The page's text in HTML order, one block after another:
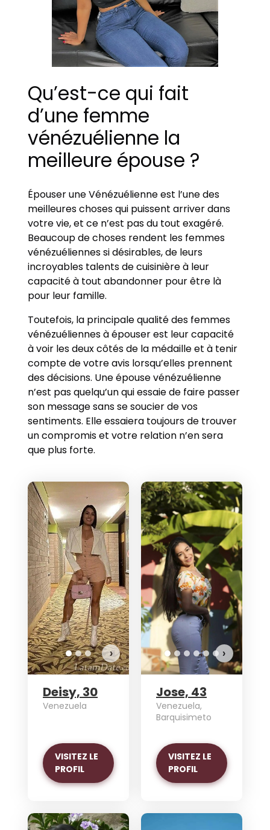
Qu’est-ce qui fait
d’une femme
vénézuélienne la
meilleure épouse ?
Épouser une Vénézuélienne est l’une des
meilleures choses qui puissent arriver dans
votre vie, et ce n’est pas du tout exagéré.
Beaucoup de choses rendent les femmes
vénézuéliennes si désirables, de leurs
incroyables talents de cuisinière à leur
capacité à tout abandonner pour être là
pour leur famille.
Toutefois, la principale qualité des femmes
vénézuéliennes à épouser est leur capacité
à voir les deux côtés de la médaille et à tenir
compte de votre avis lorsqu’elles prennent
des décisions. Une épouse vénézuélienne
n’est pas quelqu’un qui essaie de faire passer
son message sans se soucier de vos
sentiments. Elle essaiera toujours de trouver
un compromis et votre relation n’en sera
que plus forte.
›
Deisy a
Voulez-
Deisy, 30
Venezuela
VISITEZ LE
PROFIL
›
Jose, 43
Venezuela,
Barquisimeto
VISITEZ LE
PROFIL